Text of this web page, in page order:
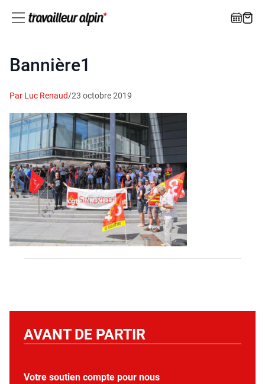
Bannière1
Par Luc Renaud/23 octobre 2019
AVANT DE PARTIR
Votre soutien compte pour nous